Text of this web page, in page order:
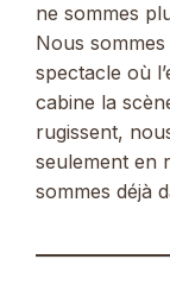
ne sommes
Nous
spectacle où
cabine la
rugissent,
seulement en
sommes déjà